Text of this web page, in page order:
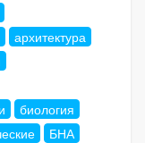
архитектура
биология
БНА